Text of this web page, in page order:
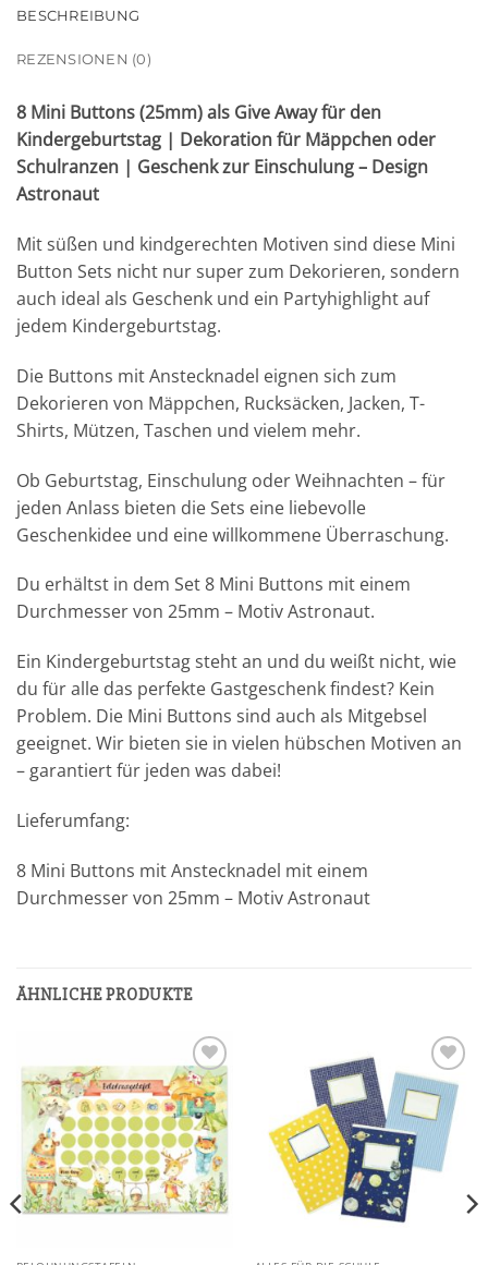
BESCHREIBUNG
REZENSIONEN (0)
8 Mini Buttons (25mm) als Give Away für den
Kindergeburtstag | Dekoration für Mäppchen oder
Schulranzen | Geschenk zur Einschulung – Design
Astronaut
Mit süßen und kindgerechten Motiven sind diese Mini
Button Sets nicht nur super zum Dekorieren, sondern
auch ideal als Geschenk und ein Partyhighlight auf
jedem Kindergeburtstag.
Die Buttons mit Anstecknadel eignen sich zum
Dekorieren von Mäppchen, Rucksäcken, Jacken, T-
Shirts, Mützen, Taschen und vielem mehr.
Ob Geburtstag, Einschulung oder Weihnachten – für
jeden Anlass bieten die Sets eine liebevolle
Geschenkidee und eine willkommene Überraschung.
Du erhältst in dem Set 8 Mini Buttons mit einem
Durchmesser von 25mm – Motiv Astronaut.
Ein Kindergeburtstag steht an und du weißt nicht, wie
du für alle das perfekte Gastgeschenk findest? Kein
Problem. Die Mini Buttons sind auch als Mitgebsel
geeignet. Wir bieten sie in vielen hübschen Motiven an
– garantiert für jeden was dabei!
Lieferumfang:
8 Mini Buttons mit Anstecknadel mit einem
Durchmesser von 25mm – Motiv Astronaut
ÄHNLICHE PRODUKTE
Add to
wishlist
Add to
wishlist